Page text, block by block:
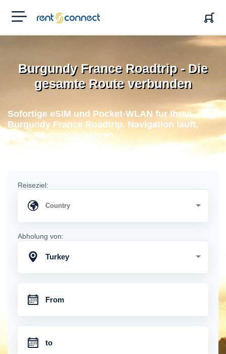
RENT'N
CONNECT
Burgundy France Roadtrip - Die
gesamte Route verbunden
Sofortige eSIM und Pocket-WLAN fur Ihren
Burgundy France Roadtrip. Navigation lauft,
keine Roaminggebuhren.
Reiseziel:
Abholung von:
Turkey